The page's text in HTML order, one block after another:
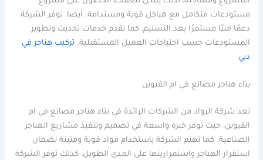
مستودعات متكامل مع هياكل قوية ومستدامة. أيضا، توفر الشركة
دعمًا فنيًا مستمرًا بعد التسليم، كما تقدم خدمات تحديث وتطوير
المستودعات حسب احتياجات العميل المستقبلية. تركيب هناجر في
دبي
بناء هناجر مصانع في ام القيوين
تعد شركة الرواد من الشركات الرائدة في بناء هناجر مصانع في ام
القيوين، حيث توفر خبرة واسعة في تصميم وتنفيذ مشاريع الهناجر
الصناعية. كما تهتم الشركة باستخدام مواد قوية ومتينة لضمان
استقرار الهناجر واستمراريتها على المدى الطويل، كذلك توفر الشركة